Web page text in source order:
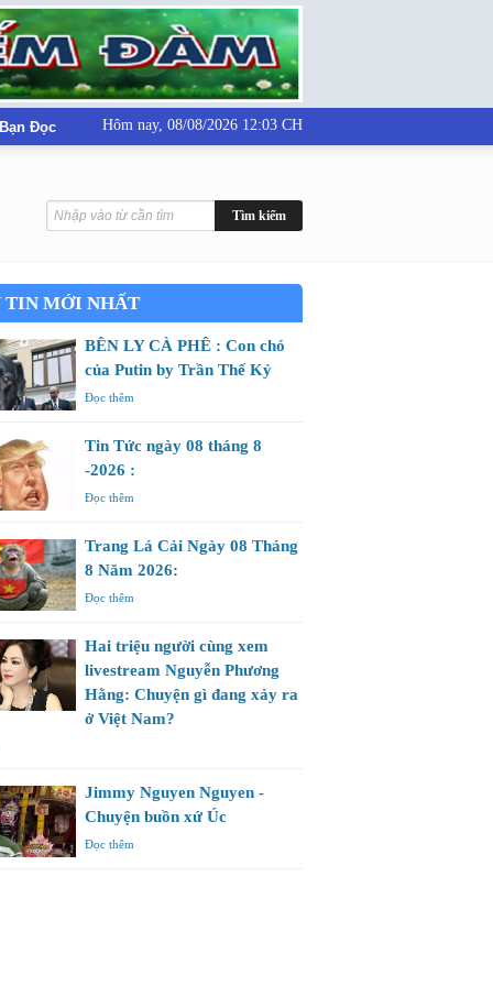
Đọc Hôm nay, 08/08/2026 12:03 CH
TIN MỚI NHẤT
BÊN LY CÀ PHÊ : Con chó
của Putin by Trần Thế Kỷ
Đọc thêm
Tin Tức ngày 08 tháng 8
-2026 :
Đọc thêm
Trang Lá Cải Ngày 08 Tháng
8 Năm 2026:
Đọc thêm
Hai triệu người cùng xem
livestream Nguyễn Phương
Hằng: Chuyện gì đang xảy ra
ở Việt Nam?
Jimmy Nguyen Nguyen -
Chuyện buồn xứ Úc
Đọc thêm